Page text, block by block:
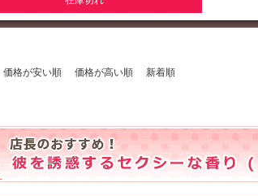
価格が安い順 価格が高い順 新着順